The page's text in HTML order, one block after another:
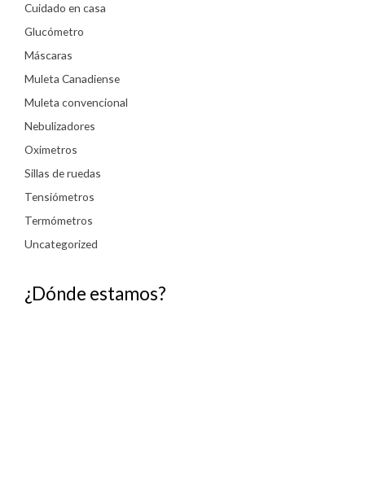
Cuidado en casa
Glucómetro
Máscaras
Muleta Canadiense
Muleta convencional
Nebulizadores
Oximetros
Sillas de ruedas
Tensiómetros
Termómetros
Uncategorized
¿Dónde estamos?